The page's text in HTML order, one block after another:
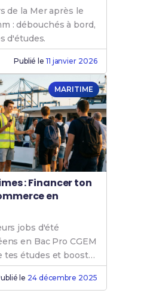
de la Mer après le
: débouchés à bord,
d'études.
Publié le 11 janvier 2026
MARITIME
: Financer ton
en
jobs d'été
en Bac Pro CGEM
tes études et booste
!
le 24 décembre 2025